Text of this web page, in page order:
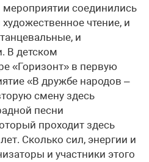
мероприятии соединились
чтение, и
и
В детском
«Горизонт» в первую
«В дружбе народов –
смену здесь
песни
проходит здесь
Сколько сил, энергии и
и участники этого